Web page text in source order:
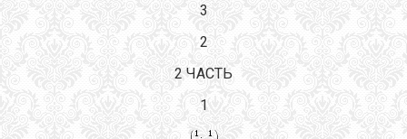
3
2
2 ЧАСТЬ
1